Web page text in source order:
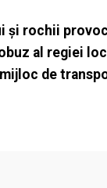
și rochii
al regiei
de